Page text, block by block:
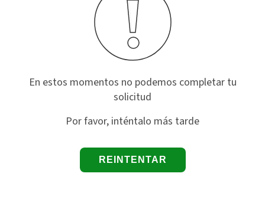
En estos momentos no podemos completar tu
solicitud
Por favor, inténtalo más tarde
REINTENTAR